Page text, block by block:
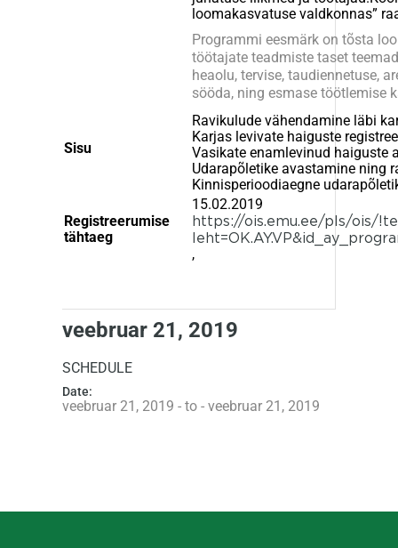
loomakasvatuse valdkonnas”
Programmi eesmärk on tõsta
töötajate teadmiste taset
heaolu, tervise, taudiennetuse,
sööda, ning esmase töötlemise
Sisu
Ravikulude vähendamine läbi
Karjas levivate haiguste
Vasikate enamlevinud haiguste
Udarapõletike avastamine ning
Kinnisperioodiaegne
Registreerumise
tähtaeg
15.02.2019
https://ois.emu.ee/pls/ois/
,
veebruar 21, 2019
SCHEDULE
Date:
veebruar 21, 2019 - to - veebruar 21, 2019